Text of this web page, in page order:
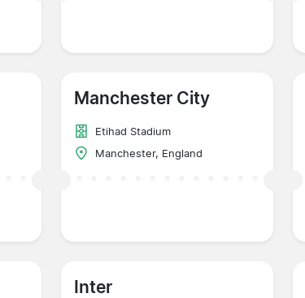
Manchester City
Etihad Stadium
Manchester, England
Inter